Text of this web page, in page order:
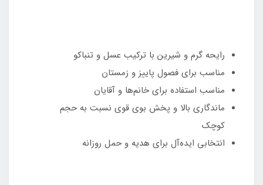
رایحه گرم و شیرین با ترکیب عسل و تنباکو
مناسب برای فصول پاییز و زمستان
مناسب استفاده برای خانم‌ها و آقایان
ماندگاری بالا و پخش بوی قوی نسبت به حجم
کوچک
انتخابی ایده‌آل برای هدیه و حمل روزانه